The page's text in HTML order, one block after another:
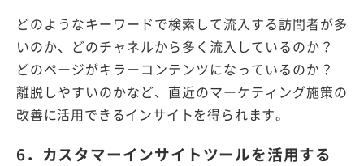
どのようなキーワードで検索して流入する訪問者が多
いのか、どのチャネルから多く流入しているのか？
どのページがキラーコンテンツになっているのか？
離脱しやすいのかなど、直近のマーケティング施策の
改善に活用できるインサイトを得られます。
6．カスタマーインサイトツールを活用する